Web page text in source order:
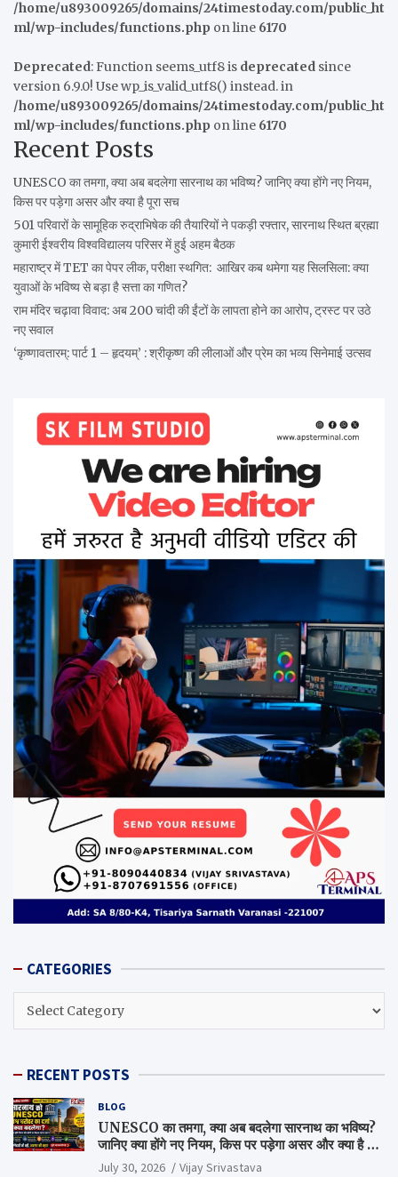
/home/u893009265/domains/24timestoday.com/public_ht
ml/wp-includes/functions.php on line 6170
Deprecated: Function seems_utf8 is deprecated since
version 6.9.0! Use wp_is_valid_utf8() instead. in
/home/u893009265/domains/24timestoday.com/public_ht
ml/wp-includes/functions.php on line 6170
Recent Posts
UNESCO का तमगा, क्या अब बदलेगा सारनाथ का भविष्य? जानिए क्या होंगे नए नियम,
किस पर पड़ेगा असर और क्या है पूरा सच
501 परिवारों के सामूहिक रुद्राभिषेक की तैयारियों ने पकड़ी रफ्तार, सारनाथ स्थित ब्रह्मा
कुमारी ईश्वरीय विश्वविद्यालय परिसर में हुई अहम बैठक
महाराष्ट्र में TET का पेपर लीक, परीक्षा स्थगित: आखिर कब थमेगा यह सिलसिला: क्या
युवाओं के भविष्य से बड़ा है सत्ता का गणित?
राम मंदिर चढ़ावा विवाद: अब 200 चांदी की ईंटों के लापता होने का आरोप, ट्रस्ट पर उठे
नए सवाल
‘कृष्णावतारम्: पार्ट 1 – हृदयम्’ : श्रीकृष्ण की लीलाओं और प्रेम का भव्य सिनेमाई उत्सव
CATEGORIES
CATEGORIES
RECENT POSTS
BLOG
UNESCO का तमगा, क्या अब बदलेगा सारनाथ का भविष्य?
जानिए क्या होंगे नए नियम, किस पर पड़ेगा असर और क्या है पूरा
सच
July 30, 2026 Vijay Srivastava